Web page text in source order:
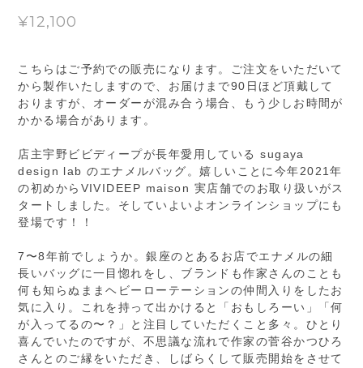
¥12,100
こちらはご予約での販売になります。ご注文をいただいて
から製作いたしますので、お届けまで90日ほど頂戴して
おりますが、オーダーが混み合う場合、もう少しお時間が
かかる場合があります。
店主宇野ビビディープが長年愛用している sugaya
design lab のエナメルバッグ。嬉しいことに今年2021年
の初めからVIVIDEEP maison 実店舗でのお取り扱いがス
タートしました。そしていよいよオンラインショップにも
登場です！！
7〜8年前でしょうか。銀座のとあるお店でエナメルの細
長いバッグに一目惚れをし、ブランドも作家さんのことも
何も知らぬままヘビーローテーションの仲間入りをしたお
気に入り。これを持って出かけると「おもしろーい」「何
が入ってるの〜？」と注目していただくこと多々。ひとり
喜んでいたのですが、不思議な流れで作家の菅谷かつひろ
さんとのご縁をいただき、しばらくして販売開始をさせて